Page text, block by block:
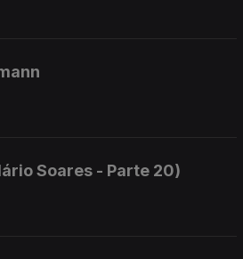
Soares - Parte 20)